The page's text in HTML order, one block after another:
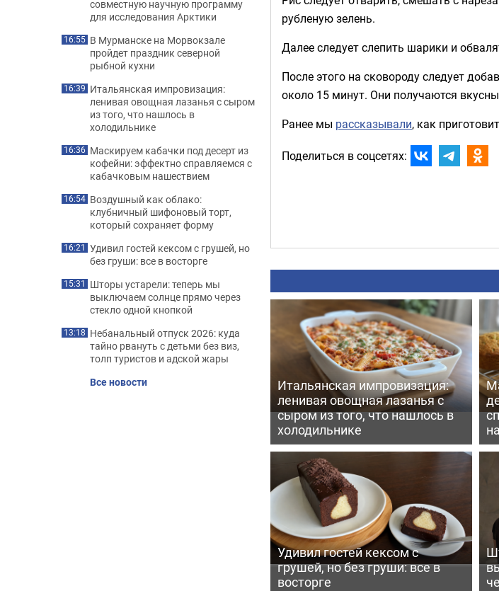
рубленую зелень.
Далее следует слепить шарики и
После этого на сковороду следует
около 15 минут. Они получаются
Ранее мы рассказывали, как
Поделиться в соцсетях:
Итальянская импровизация:
ленивая овощная лазанья с
сыром из того, что нашлось в
холодильнике
Удивил гостей кексом с
грушей, но без груши: все в
восторге
совместную научную программу
для исследования Арктики
16:55 В Мурманске на Морвокзале
пройдет праздник северной
рыбной кухни
16:39 Итальянская импровизация:
ленивая овощная лазанья с сыром
из того, что нашлось в
холодильнике
16:36 Маскируем кабачки под десерт из
кофейни: эффектно справляемся с
кабачковым нашествием
16:54 Воздушный как облако:
клубничный шифоновый торт,
который сохраняет форму
16:21 Удивил гостей кексом с грушей, но
без груши: все в восторге
15:31 Шторы устарели: теперь мы
выключаем солнце прямо через
стекло одной кнопкой
13:18 Небанальный отпуск 2026: куда
тайно рвануть с детьми без виз,
толп туристов и адской жары
Все новости